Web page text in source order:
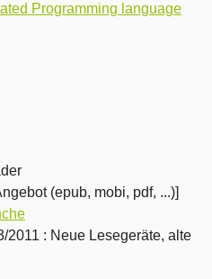
Programming language
(epub, mobi, pdf, ...)]
2011 : Neue Lesegeräte, alte